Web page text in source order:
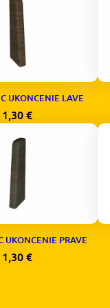
UKONCENIE LAVE
1,30€
UKONCENIE PRAVE
1,30€